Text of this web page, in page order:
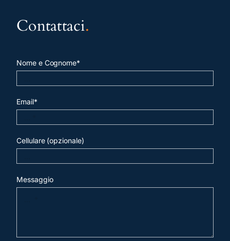
Contattaci.
Nome e Cognome*
Email*
Cellulare (opzionale)
Messaggio